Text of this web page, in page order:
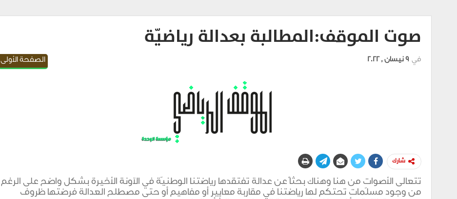
صوت الموقف:المطالبة بعدالة رياضيّة
الصفحة الأولى في 9 نيسان , 2022
شارك
تتعالى الأصوات من هنا وهناك بحثاً عن عدالة تفتقدها رياضتنا الوطنيّة في الآونة الأخيرة بشكل واضح على الرغم
من وجود مسلّمات تحتكم لها رياضتنا في مقاربة معايير أو مفاهيم أو حتى مصطلح العدالة فرضتها ظروف